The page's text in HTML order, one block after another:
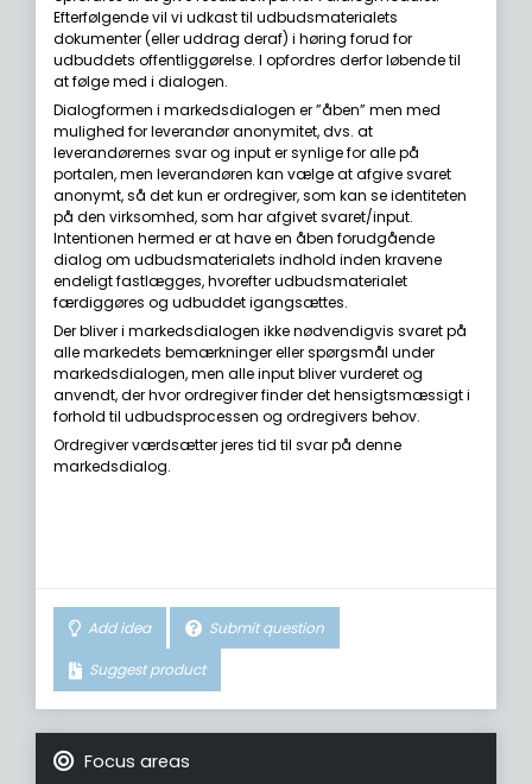
Efterfølgende vil vi udkast til udbudsmaterialets
dokumenter (eller uddrag deraf) i høring forud for
udbuddets offentliggørelse. I opfordres derfor løbende til
at følge med i dialogen.
Dialogformen i markedsdialogen er ”åben” men med
mulighed for leverandør anonymitet, dvs. at
leverandørernes svar og input er synlige for alle på
portalen, men leverandøren kan vælge at afgive svaret
anonymt, så det kun er ordregiver, som kan se identiteten
på den virksomhed, som har afgivet svaret/input.
Intentionen hermed er at have en åben forudgående
dialog om udbudsmaterialets indhold inden kravene
endeligt fastlægges, hvorefter udbudsmaterialet
færdiggøres og udbuddet igangsættes.
Der bliver i markedsdialogen ikke nødvendigvis svaret på
alle markedets bemærkninger eller spørgsmål under
markedsdialogen, men alle input bliver vurderet og
anvendt, der hvor ordregiver finder det hensigtsmæssigt i
forhold til udbudsprocessen og ordregivers behov.
Ordregiver værdsætter jeres tid til svar på denne
markedsdialog.
Add idea Submit question
Suggest product
Focus areas